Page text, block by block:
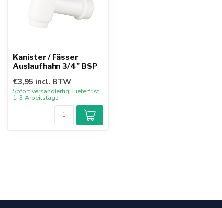
Kanister / Fässer
Auslaufhahn 3/4" BSP
€3,95 incl. BTW
Sofort versandfertig, Lieferfrist
1-3 Arbeitstage.